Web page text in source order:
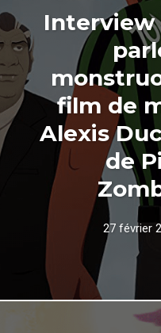
Interview
film de
Alexis
de
27 février